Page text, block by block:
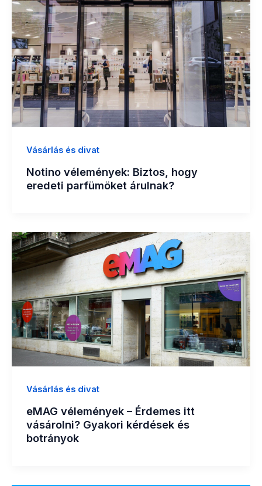
Vásárlás és divat
Notino vélemények: Biztos, hogy
eredeti parfümöket árulnak?
Vásárlás és divat
eMAG vélemények – Érdemes itt
vásárolni? Gyakori kérdések és
botrányok